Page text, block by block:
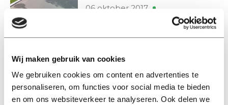
Wij maken gebruik van cookies
We gebruiken cookies om content en advertenties te
personaliseren, om functies voor social media te bieden
en om ons websiteverkeer te analyseren. Ook delen we
06 oktober 2017
Nieuws
september
28 augustus 2017